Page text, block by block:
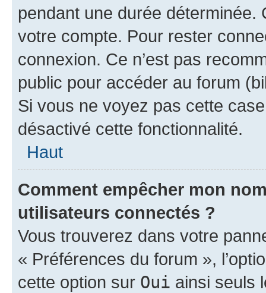
pendant une durée déterminée.
votre compte. Pour rester
connexion. Ce n’est pas
public pour accéder au forum
Si vous ne voyez pas cette
désactivé cette fonctionnalité.
Haut
Comment empêcher mon
utilisateurs connectés ?
Vous trouverez dans votre
« Préférences du forum »,
cette option sur Oui ainsi seuls